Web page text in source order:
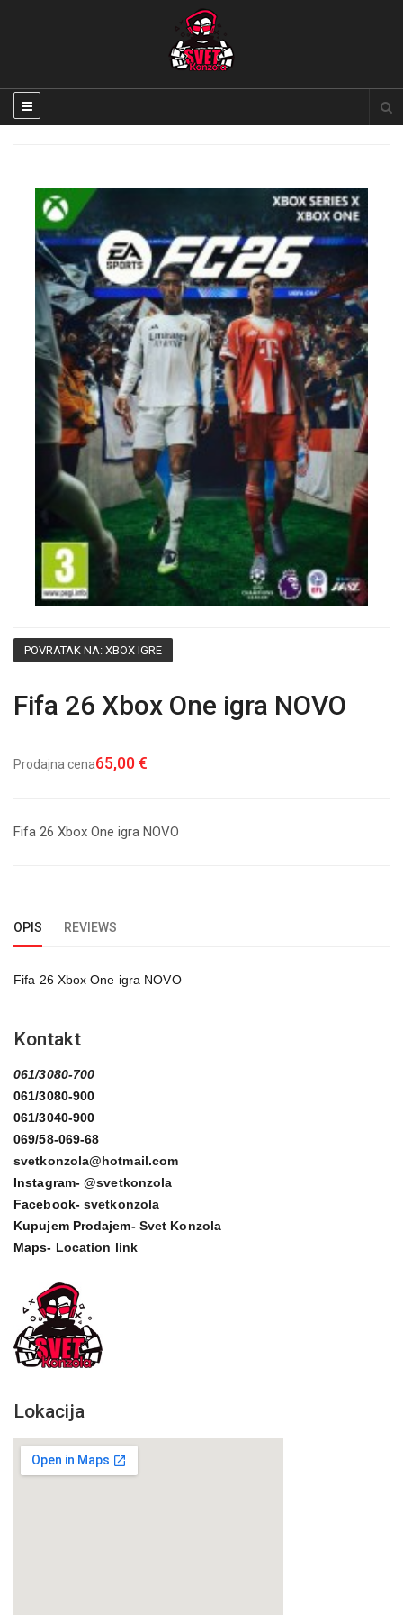
Fifa 26 Xbox Series X igra NOVO
POVRATAK NA: XBOX IGRE
Fifa 26 Xbox One igra NOVO
Prodajna cena65,00 €
Fifa 26 Xbox One igra NOVO
OPIS REVIEWS
Fifa 26 Xbox One igra NOVO
Kontakt
061/3080-700
061/3080-900
061/3040-900
069/58-069-68
svetkonzola@hotmail.com
Instagram-@svetkonzola
Facebook- svetkonzola
Kupujem Prodajem- Svet Konzola
Maps- Location link
Lokacija